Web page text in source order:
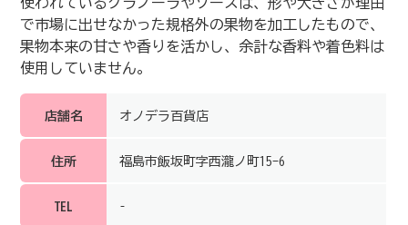
で市場に出せなかった規格外の果物を加工したもので、
果物本来の甘さや香りを活かし、余計な香料や着色料は
使用していません。
店舗名 オノデラ百貨店
住所 福島市飯坂町字西瀧ノ町15-6
TEL –